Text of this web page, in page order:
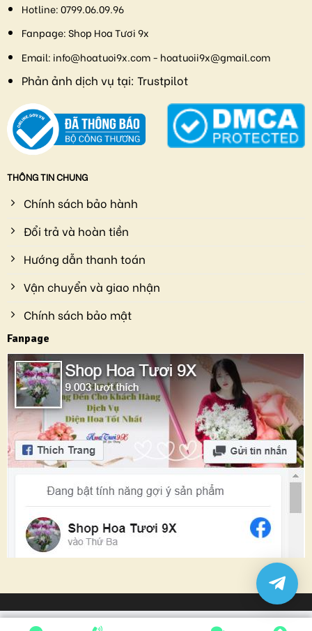
Hotline:0799.06.09.96
Fanpage:Shop Hoa Tươi 9x
Email: info@hoatuoi9x.com - hoatuoii9x@gmail.com
Phản ảnh dịch vụ tại: Trustpilot
THÔNG TIN CHUNG
Chính sách bảo hành
Đổi trả và hoàn tiền
Hướng dẫn thanh toán
Vận chuyển và giao nhận
Chính sách bảo mật
Fanpage